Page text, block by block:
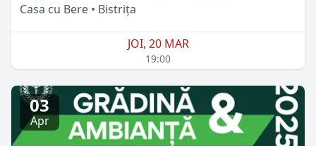
Casa cu Bere • Bistrița
JOI, 20 MAR
19:00
03
Apr